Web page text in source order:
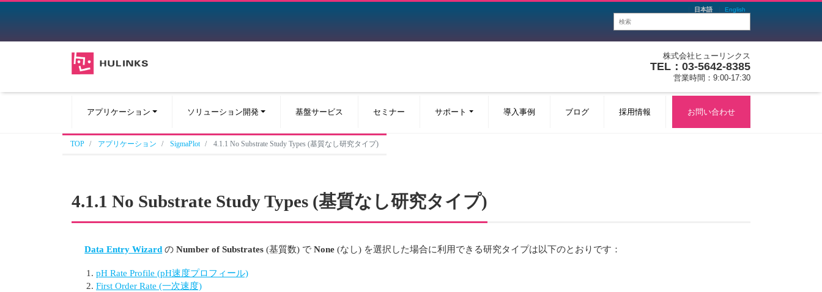
日本語 English
株式会社ヒューリンクス
TEL：03-5642-8385
営業時間：9:00-17:30
アプリケーション ソリューション開発 基盤サービス セミナー サポート 導入事例 ブログ 採用情報 お問い合わせ
TOP アプリケーション SigmaPlot 4.1.1 No Substrate Study Types (基質なし研究タイプ)
4.1.1 No Substrate Study Types (基質なし研究タイプ)
Data Entry Wizard のNumber of Substrates (基質数) でNone (なし) を選択した場合に利用できる研究タイプは以下のとおりです：
pH Rate Profile (pH速度プロフィール)
First Order Rate (一次速度)